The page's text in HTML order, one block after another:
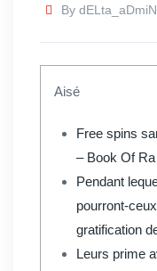
By dELta_aDmiN
Aisé
Free spins
– Book Of
Pendant
pourront-
gratification
Leurs prime